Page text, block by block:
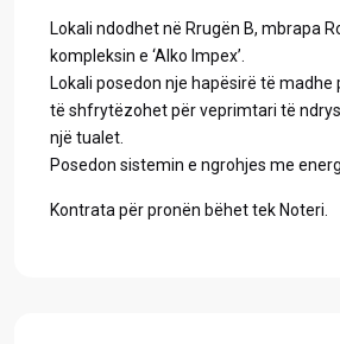
Lokali ndodhet në Rrugën B, mbrapa
kompleksin e ‘Alko Impex’.
Lokali posedon nje hapësirë të madhe
të shfrytëzohet për veprimtari të
një tualet.
Posedon sistemin e ngrohjes me
Kontrata për pronën bëhet tek Noteri.